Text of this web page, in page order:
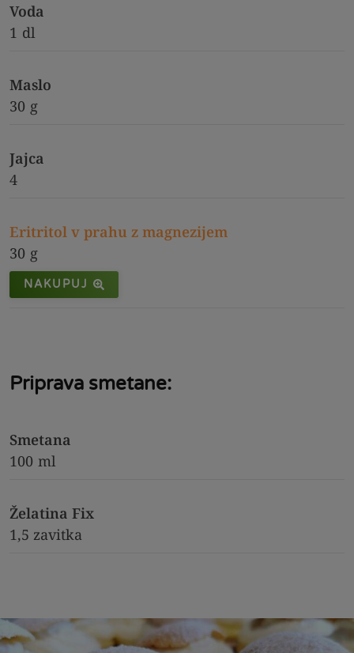
Voda
1 dl
Maslo
30 g
Jajca
4
Eritritol v prahu z magnezijem
30 g
NAKUPUJ
Priprava smetane:
Smetana
100 ml
Želatina Fix
1,5 zavitka